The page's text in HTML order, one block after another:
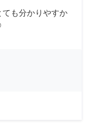
も分かりやすか